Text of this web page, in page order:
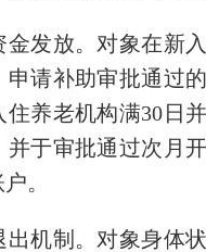
发放。对象在新入
申请补助审批通过
住养老机构满30日
并于审批通过次月
。
机制。对象身体状